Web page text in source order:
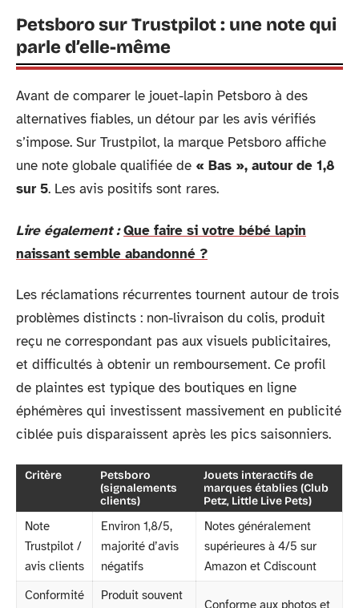
Petsboro sur Trustpilot : une note qui
parle d’elle-même
Avant de comparer le jouet-lapin Petsboro à des
alternatives fiables, un détour par les avis vérifiés
s’impose. Sur Trustpilot, la marque Petsboro affiche
une note globale qualifiée de « Bas », autour de 1,8
sur 5. Les avis positifs sont rares.
Lire également : Que faire si votre bébé lapin
naissant semble abandonné ?
Les réclamations récurrentes tournent autour de trois
problèmes distincts : non-livraison du colis, produit
reçu ne correspondant pas aux visuels publicitaires,
et difficultés à obtenir un remboursement. Ce profil
de plaintes est typique des boutiques en ligne
éphémères qui investissent massivement en publicité
ciblée puis disparaissent après les pics saisonniers.
Critère
Petsboro
(signalements
clients)
Jouets interactifs de
marques établies (Club
Petz, Little Live Pets)
Note
Trustpilot /
avis clients
Environ 1,8/5,
majorité d’avis
négatifs
Notes généralement
supérieures à 4/5 sur
Amazon et Cdiscount
Conformité
Produit souvent
Conforme aux photos et